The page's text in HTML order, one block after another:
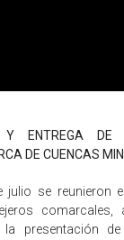
Y ENTREGA DE
DE CUENCAS
julio se reunieron
presentación